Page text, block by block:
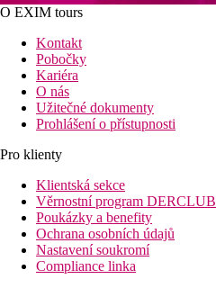
O EXIM tours
Kontakt
Pobočky
Kariéra
O nás
Užitečné dokumenty
Prohlášení o přístupnosti
Pro klienty
Klientská sekce
Věrnostní program DERCLUB
Poukázky a benefity
Ochrana osobních údajů
Nastavení soukromí
Compliance linka